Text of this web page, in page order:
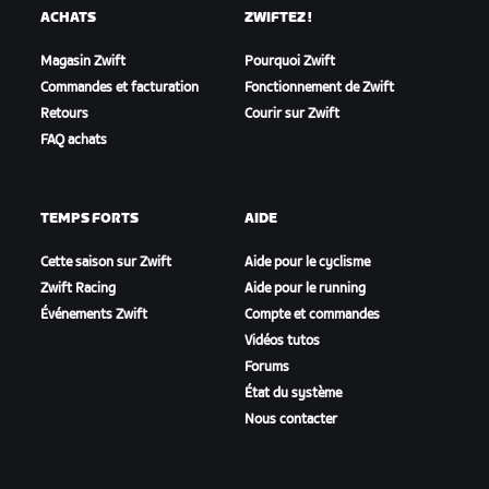
ACHATS
Magasin Zwift
Commandes et facturation
Retours
FAQ achats
ZWIFTEZ !
Pourquoi Zwift
Fonctionnement de Zwift
Courir sur Zwift
TEMPS FORTS
Cette saison sur Zwift
Zwift Racing
Événements Zwift
AIDE
Aide pour le cyclisme
Aide pour le running
Compte et commandes
Vidéos tutos
Forums
État du système
Nous contacter